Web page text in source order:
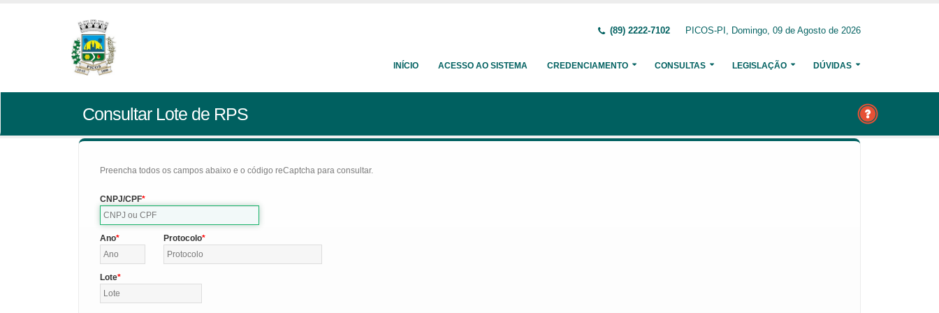
(89) 2222-7102 PICOS-PI, Domingo, 09 de Agosto de 2026
INÍCIO ACESSO AO SISTEMA CREDENCIAMENTO CONSULTAS LEGISLAÇÃO DÚVIDAS
Consultar Lote de RPS
Preencha todos os campos abaixo e o código reCaptcha para consultar.
CNPJ/CPF
Ano Protocolo
Lote